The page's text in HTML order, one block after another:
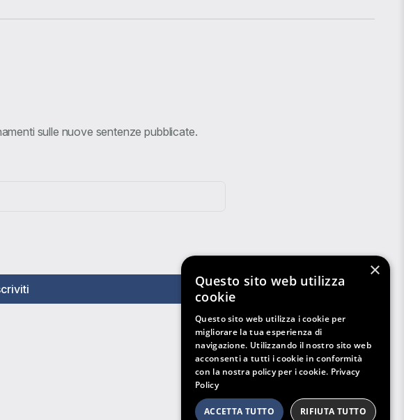
sulle nuove sentenze pubblicate.
×
Questo sito web utilizza
cookie
Questo sito web utilizza i cookie per
migliorare la tua esperienza di
navigazione. Utilizzando il nostro sito web
acconsenti a tutti i cookie in conformità
con la nostra policy per i cookie. Privacy
Policy
ACCETTA TUTTO RIFIUTA TUTTO